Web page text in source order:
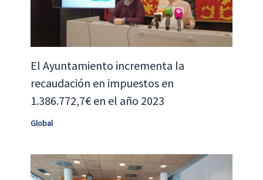
El Ayuntamiento incrementa la
recaudación en impuestos en
1.386.772,7€ en el año 2023
Global